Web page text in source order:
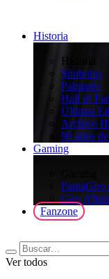
Historia
Historia
Símbolos
Palmarés
Hall of
Últimas
Archivo
90 años
Gaming
FantaGiro
Giro
Fanzone
Ver todos